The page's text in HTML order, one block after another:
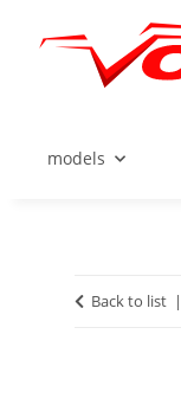
models
Back to list